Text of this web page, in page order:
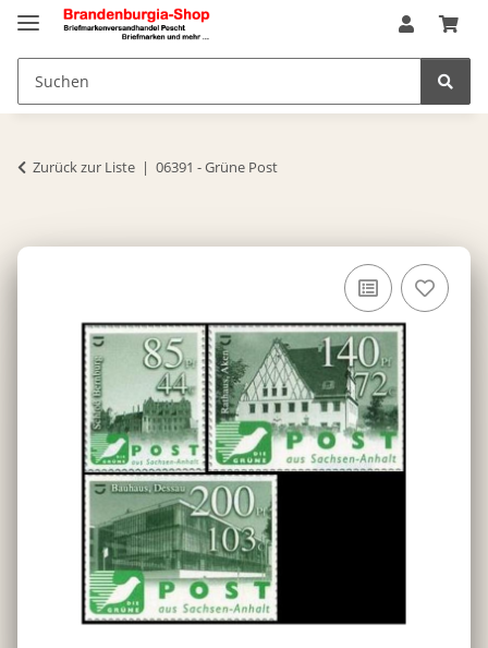
Zurück zur Liste 06391 - Grüne Post